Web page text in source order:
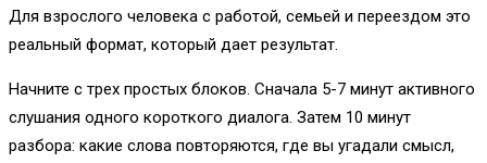
Для взрослого человека с работой, семьей и переездом это
реальный формат, который дает результат.
Начните с трех простых блоков. Сначала 5-7 минут активного
слушания одного короткого диалога. Затем 10 минут
разбора: какие слова повторяются, где вы угадали смысл,